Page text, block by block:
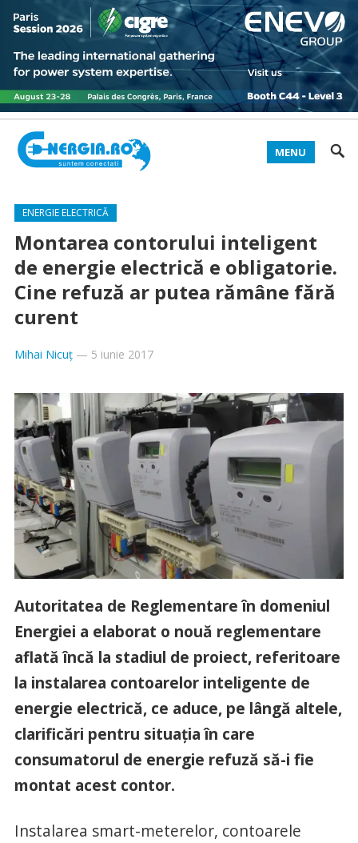
MENU
ENERGIE ELECTRICĂ
Montarea contorului inteligent
de energie electrică e obligatorie.
Cine refuză ar putea rămâne fără
curent
Mihai Nicuț— 5 iunie 2017
Autoritatea de Reglementare în domeniul
Energiei a elaborat o nouă reglementare
aflată încă la stadiul de proiect, referitoare
la instalarea contoarelor inteligente de
energie electrică, ce aduce, pe lângă altele,
clarificări pentru situaţia în care
consumatorul de energie refuză să-i fie
montat acest contor.
Instalarea smart-meterelor, contoarele